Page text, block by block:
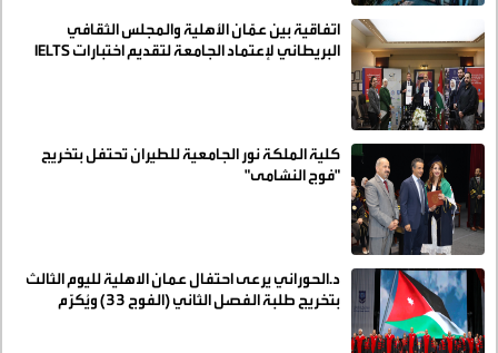
اتفاقية بين عمّان الأهلية والمجلس الثقافي
البريطاني لإعتماد الجامعة لتقديم اختبارات IELTS
كلية الملكة نور الجامعية للطيران تحتفل بتخريج
"فوج النشامى"
د.الحوراني يرعى احتفال عمان الاهلية لليوم الثالث
بتخريج طلبة الفصل الثاني (الفوج 33) ويُكرّم